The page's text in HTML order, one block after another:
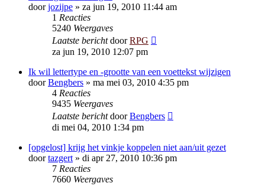
doorjozijpe » za jun 19, 2010 11:44 am
1 Reacties
5240 Weergaves
Laatste berichtdoorRPG
za jun 19, 2010 12:07 pm
Ik wil lettertype en -grootte van een voettekst wijzigen
doorBengbers » ma mei 03, 2010 4:35 pm
4 Reacties
9435 Weergaves
Laatste berichtdoorBengbers
di mei 04, 2010 1:34 pm
[opgelost] krijg het vinkje koppelen niet aan/uit gezet
doortazgert » di apr 27, 2010 10:36 pm
7 Reacties
7660 Weergaves